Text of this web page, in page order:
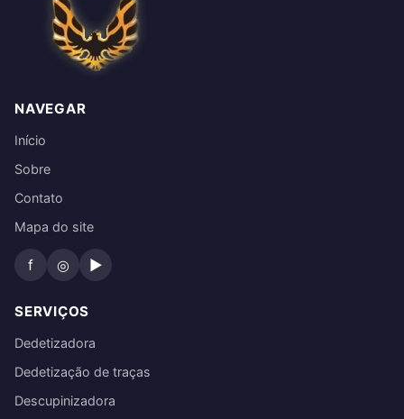
NAVEGAR
Início
Sobre
Contato
Mapa do site
f ◎ ▶
SERVIÇOS
Dedetizadora
Dedetização de traças
Descupinizadora